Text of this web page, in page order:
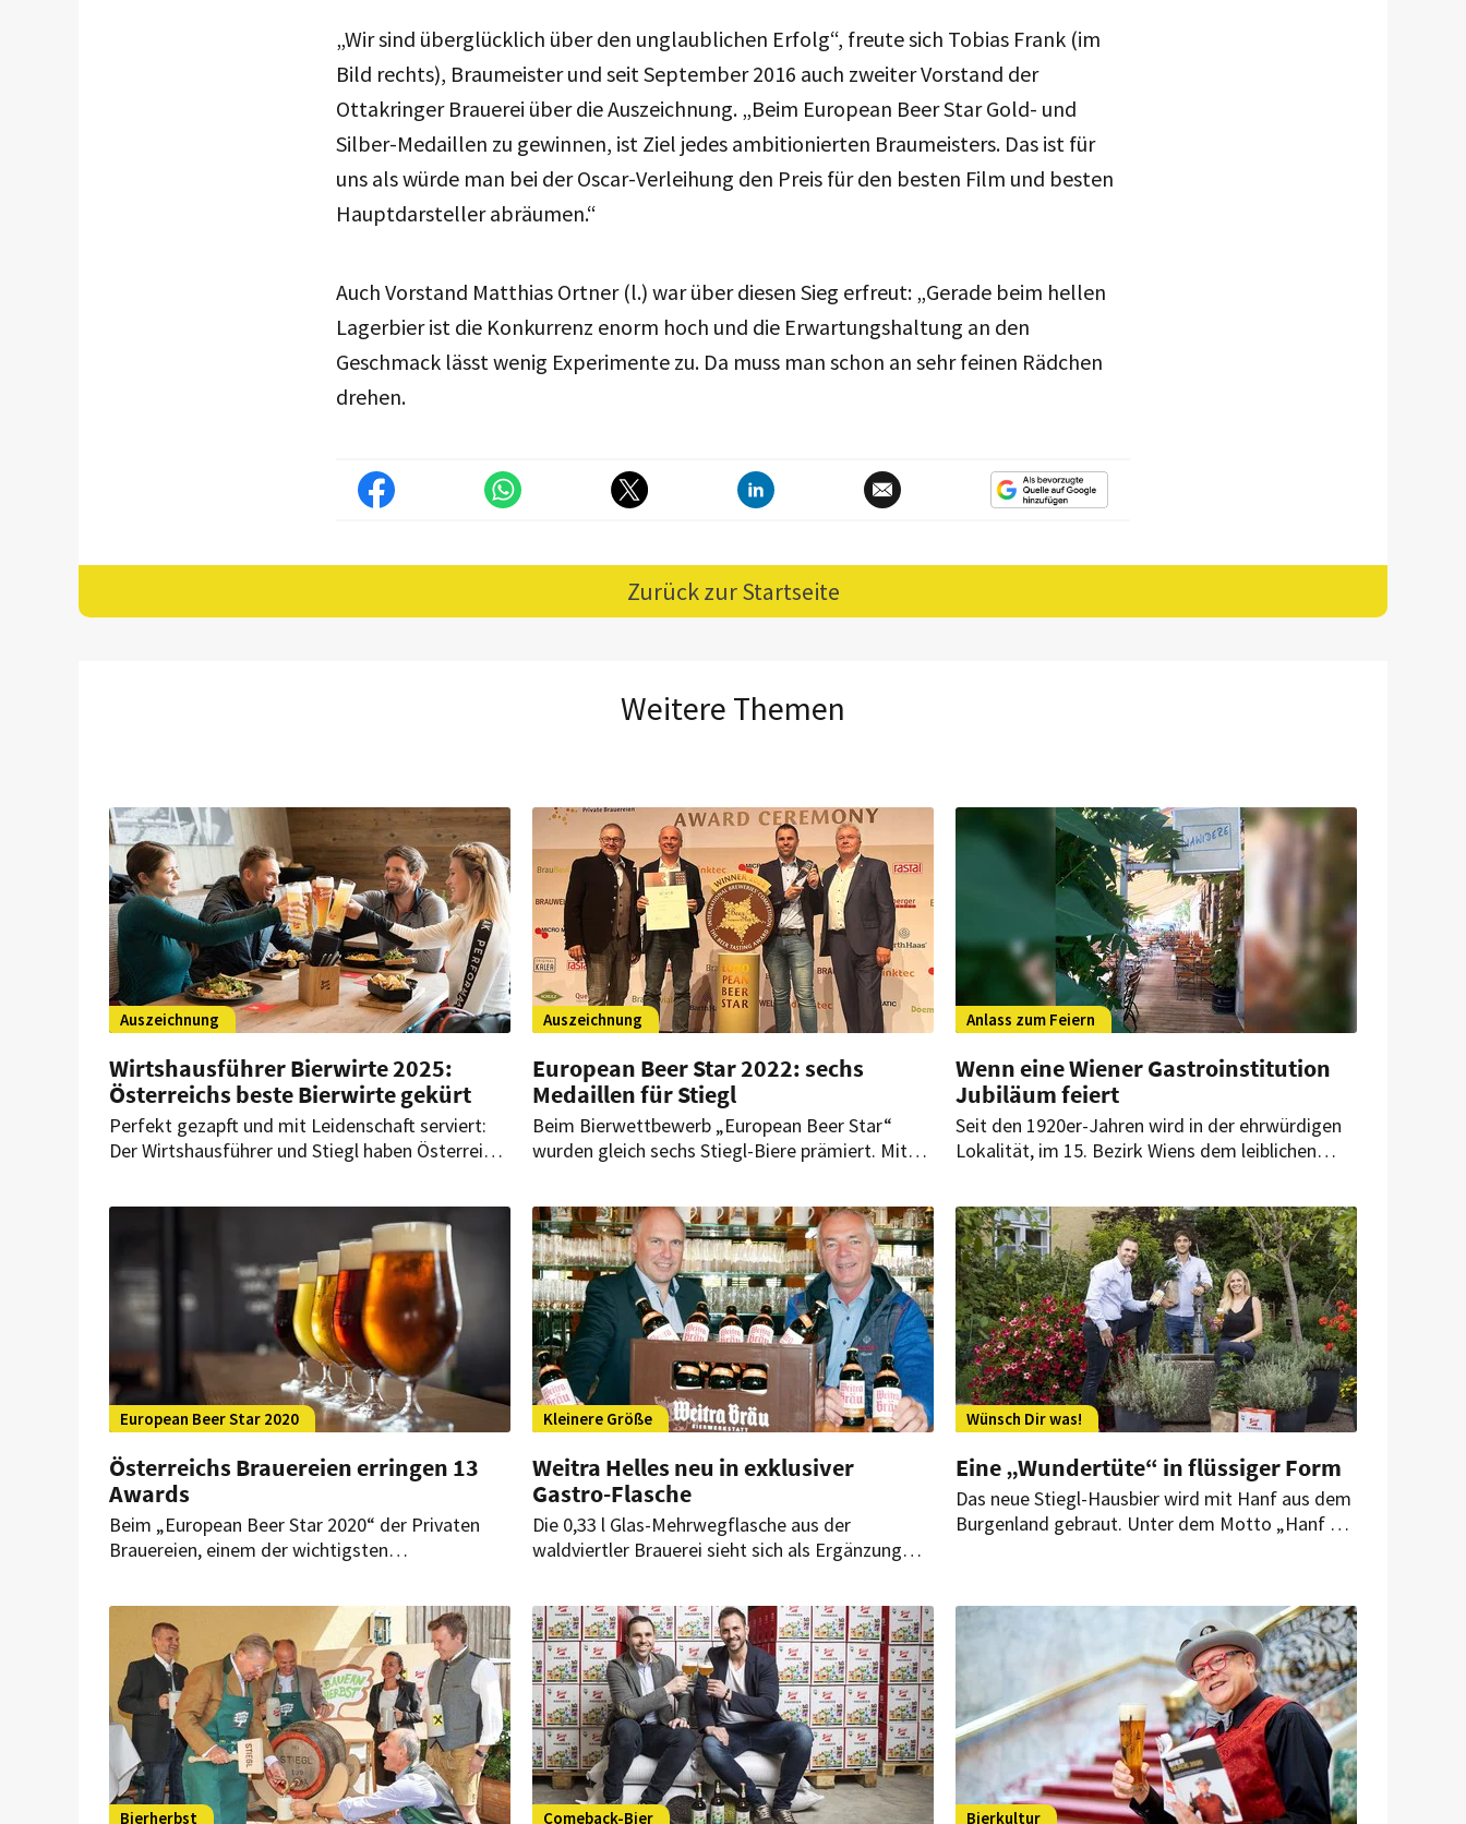
„Wir sind überglücklich über den unglaublichen Erfolg“, freute sich Tobias Frank (im
Bild rechts), Braumeister und seit September 2016 auch zweiter Vorstand der
Ottakringer Brauerei über die Auszeichnung. „Beim European Beer Star Gold- und
Silber-Medaillen zu gewinnen, ist Ziel jedes ambitionierten Braumeisters. Das ist für
uns als würde man bei der Oscar-Verleihung den Preis für den besten Film und besten
Hauptdarsteller abräumen.“
Auch Vorstand Matthias Ortner (l.) war über diesen Sieg erfreut: „Gerade beim hellen
Lagerbier ist die Konkurrenz enorm hoch und die Erwartungshaltung an den
Geschmack lässt wenig Experimente zu. Da muss man schon an sehr feinen Rädchen
drehen.
Zurück zur Startseite
Weitere Themen
Auszeichnung
Wirtshausführer Bierwirte 2025:
Österreichs beste Bierwirte gekürt
Perfekt gezapft und mit Leidenschaft serviert:
Der Wirtshausführer und Stiegl haben Österreichs
Gastronomen, die besonders um die Pflege der
Bierkultur bemüht sind, wurden dabei geehrt.
Auszeichnung
European Beer Star 2022: sechs
Medaillen für Stiegl
Beim Bierwettbewerb „European Beer Star“
wurden gleich sechs Stiegl-Biere prämiert. Mit
erfolgreichste Brauerei Österreichs sowie die
drittbeste Brauerei des diesjährigen European
Beer Star Contests.
Anlass zum Feiern
Wenn eine Wiener Gastroinstitution
Jubiläum feiert
Seit den 1920er-Jahren wird in der ehrwürdigen
Lokalität, im 15. Bezirk Wiens dem leiblichen
war hier das Weinhaus Kraft beheimatet, bevor
es nach einigen kurzen Intermezzi zum Hawidere
wurde. Jetzt feiert die Wiener Institution
Jubiläum.
European Beer Star 2020
Österreichs Brauereien erringen 13
Awards
Beim „European Beer Star 2020“ der Privaten
Brauereien, einem der wichtigsten
Österreich über ganze 13 Auszeichnungen freuen.
Kleinere Größe
Weitra Helles neu in exklusiver
Gastro-Flasche
Die 0,33 l Glas-Mehrwegflasche aus der
waldviertler Brauerei sieht sich als Ergänzung
Event- und Cateringbereich.
Wünsch Dir was!
Eine „Wundertüte“ in flüssiger Form
Das neue Stiegl-Hausbier wird mit Hanf aus dem
Burgenland gebraut. Unter dem Motto „Hanf &
Bierherbst Comeback-Bier Bierkultur